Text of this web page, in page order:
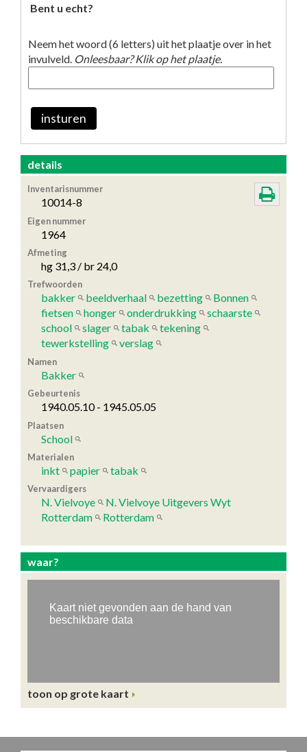
Bent u echt?
Neem het woord (6 letters) uit het plaatje over in het
invulveld. Onleesbaar? Klik op het plaatje.
insturen
details
Inventarisnummer
10014-8
Eigen nummer
1964
Afmeting
hg 31,3 / br 24,0
Trefwoorden
bakker beeldverhaal bezetting
Bonnen
fietsen
honger onderdrukking
schaarste
school
slager tabak
tekening
tewerkstelling
verslag
Namen
Bakker
Gebeurtenis
1940.05.10 - 1945.05.05
Plaatsen
School
Materialen
inkt papier tabak
Vervaardigers
N. Vielvoye
N. Vielvoye Uitgevers Wyt
Rotterdam
Rotterdam
waar?
toon op grote kaart